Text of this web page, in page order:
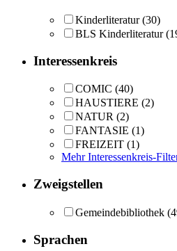
Kinderliteratur (30)
BLS Kinderliteratur
Interessenkreis
COMIC (40)
HAUSTIERE (2)
NATUR (2)
FANTASIE (1)
FREIZEIT (1)
Mehr Interessenkreis-
Zweigstellen
Gemeindebibliothek
Sprachen